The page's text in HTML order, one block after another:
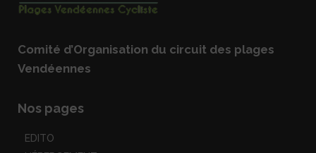
Comité d’Organisation du circuit des plages
Vendéennes
Nos pages
EDITO